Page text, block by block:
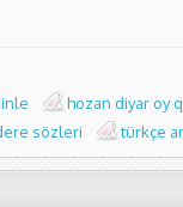
hozan diyar oy
sözleri türkçe